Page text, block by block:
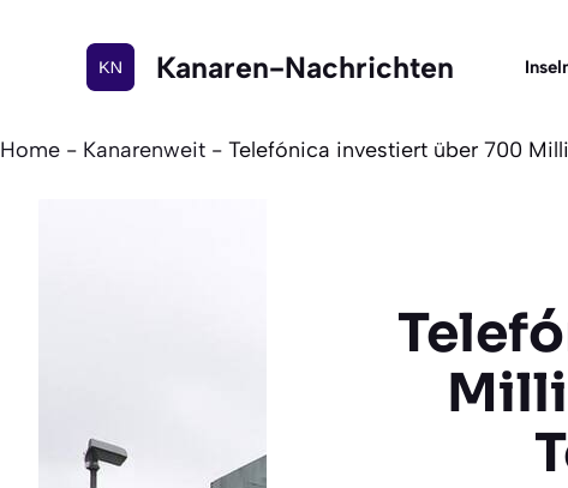
Kanaren-Nachrichten
Home - Kanarenweit - Telefónica investiert über 700